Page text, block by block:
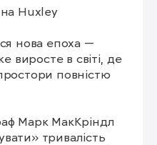
Huxley
нова епоха —
виросте в світі, де
повністю
Марк МакКріндл
тривалість